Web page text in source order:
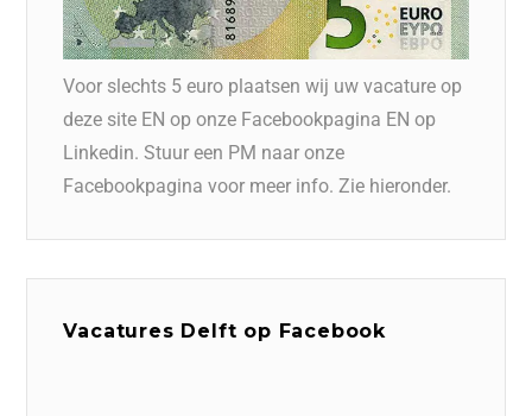
Voor slechts 5 euro plaatsen wij uw vacature op
deze site EN op onze Facebookpagina EN op
Linkedin. Stuur een PM naar onze
Facebookpagina voor meer info. Zie hieronder.
Vacatures Delft op Facebook